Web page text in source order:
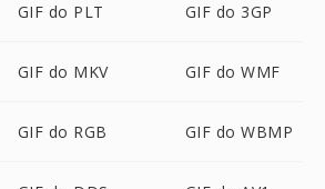
GIF do PLT GIF do 3GP
GIF do MKV GIF do WMF
GIF do RGB GIF do WBMP